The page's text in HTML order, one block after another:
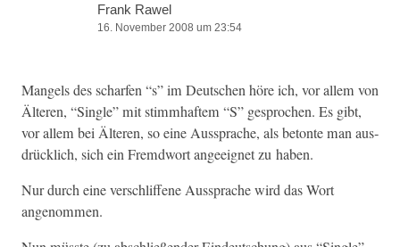
Frank Rawel
16. November 2008 um 23:54
Man­gels des schar­fen “s” im Deutschen höre ich, vor allem von
Älteren, “Sin­gle” mit stimmhaftem “S” gesprochen. Es gibt,
vor allem bei Älteren, so eine Aussprache, als betonte man aus­
drück­lich, sich ein Fremd­wort angeeignet zu haben.
Nur durch eine ver­schlif­f­ene Aussprache wird das Wort
angenommen.